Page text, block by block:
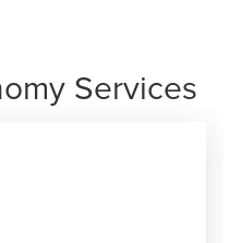
Services